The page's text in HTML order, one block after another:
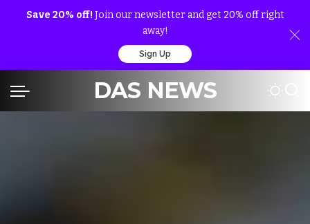
Save 20% off! Join our newsletter and get 20% off right
away!
Sign Up
DAS NEWS